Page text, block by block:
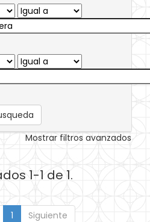
Mostrar filtros avanzados
1-1 de 1.
1 Siguiente